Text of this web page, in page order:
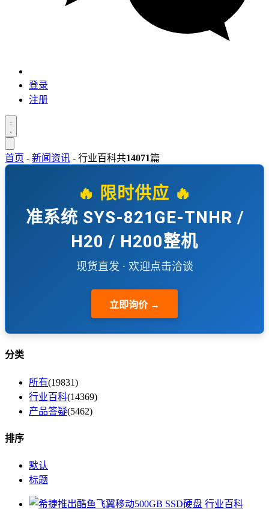
登录
注册
首页 - 新闻资讯 - 行业百科共14071篇
🔥 限时供应 🔥
准系统 SYS-821GE-TNHR /
H20 / H200整机
现货直发 · 欢迎点击洽谈
立即询价 →
分类
所有(19831)
行业百科(14369)
产品答疑(5462)
排序
默认
标题
行业百科